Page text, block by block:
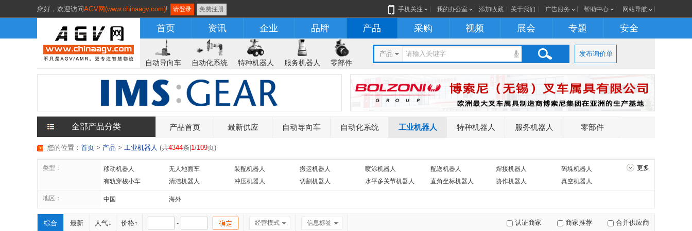
您好， 欢迎访问AGV网(www.chinaagv.com)! 请登录 免费注册 手机关注 我的办公室 添加收藏 关于我们 广告服务 帮助中心 网站导航
首页 资讯 企业 品牌 产品 采购 视频 展会 专题 安全
自动导向车 自动化系统 特种机器人 服务机器人 零部件
产品 发布询价单
全部产品分类 产品首页 最新供应 自动导向车 自动化系统 工业机器人 特种机器人 服务机器人 零部件
您的位置： 首页 > 产品 > 工业机器人 (共4344条| 1/109页)
类型： 移动机器人 无人地面车 装配机器人 搬运机器人 喷涂机器人 配送机器人 焊接机器人
码垛机器人
有轨穿梭小车
清洁机器人 冲压机器人 切割机器人 水平多关节机器人 直角坐标机器人 协作机器人
真空机器人
更多
地区： 中国 海外
综合 最新 人气↓ 价格↑ - 经营模式 信息标签 认证商家 商家推荐 合并供应商